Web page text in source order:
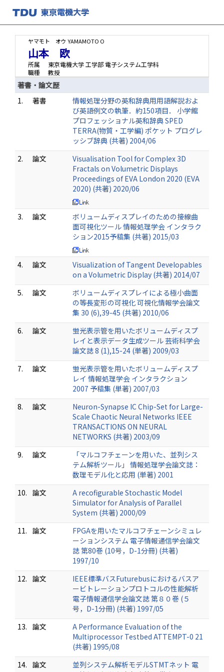
ヤマモト オウ YAMAMOTO O
山本 欧
所属
東京電機大学 工学部 電子システム工学科
職種
教授
著書・論文歴
1.
著書
情報処理分野の英和辞典用用語解説およ
び英語例文の執筆．約150項目． 小学館
プロフェッショナル英和辞典 SPED
TERRA(物質・工学編) ポケット プログレ
ッシブ辞典 (共著) 2004/06
2.
論文
Visualisation Tool for Complex 3D
Fractals on Volumetric Displays
Proceedings of EVA London 2020 (EVA
2020) (共著) 2020/06
3. 論文
ボリュームディスプレイのための接線曲
面可視化ツール 情報処理学会 インタラク
ション2015予稿集 (共著) 2015/03
4. 論文
Visualization of Tangent Developables
on a Volumetric Display (共著) 2014/07
5.
論文
ボリュームディスプレイによる極小曲面
の等長変形の可視化 可視化情報学会論文
集 30 (6),39-45 (共著) 2010/06
6.
論文
蛍光表示管を用いたボリュームディスプ
レイと表示データ生成ツール 芸術科学会
論文誌 8 (1),15-24 (単著) 2009/03
7.
論文
蛍光表示管を用いたボリュームディスプ
レイ 情報処理学会 インタラクション
2007 予稿集 (単著) 2007/03
8.
論文
Neuron-Synapse IC Chip-Set for Large-
Scale Chaotic Neural Networks IEEE
TRANSACTIONS ON NEURAL
NETWORKS (共著) 2003/09
9.
論文
「マルコフチェーンを用いた、並列シス
テム解析ツール」 情報処理学会論文誌：
数理モデル化と応用 (単著) 2001
10. 論文
A recofigurable Stochastic Model
Simulator for Analysis of Parallel
System (共著) 2000/09
11. 論文
FPGAを用いたマルコフチェーンシミュレ
ーションシステム 電子情報通信学会論文
誌 第80巻 (10号，D-1分冊) (共著)
1997/10
12. 論文
IEEE標準バスFuturebusにおけるバスア
ービトレーションプロトコルの性能解析
電子情報通信学会論文誌 第８０巻 (５
号，D-1分冊) (共著) 1997/05
13. 論文
A Performance Evaluation of the
Multiprocessor Testbed ATTEMPT-0 21
(共著) 1995/08
14. 論文
並列システム解析モデルSTMTネット 電